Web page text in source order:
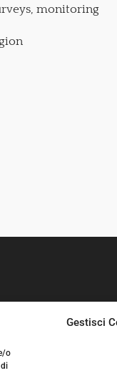
Gestisci
o
monitoring